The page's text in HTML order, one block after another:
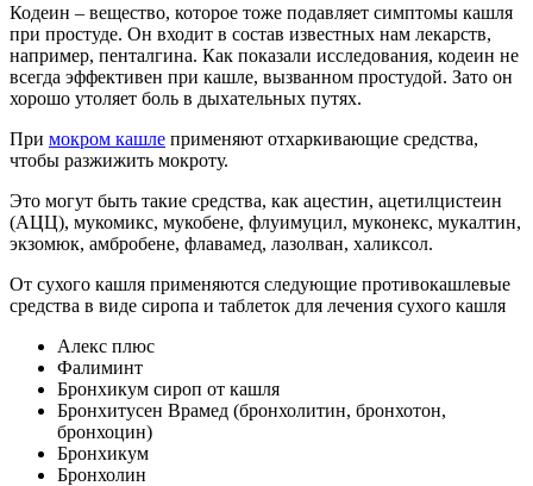
Кодеин – вещество, которое тоже подавляет симптомы кашля
при простуде. Он входит в состав известных нам лекарств,
например, пенталгина. Как показали исследования, кодеин не
всегда эффективен при кашле, вызванном простудой. Зато он
хорошо утоляет боль в дыхательных путях.
При мокром кашле применяют отхаркивающие средства,
чтобы разжижить мокроту.
Это могут быть такие средства, как ацестин, ацетилцистеин
(АЦЦ), мукомикс, мукобене, флуимуцил, муконекс, мукалтин,
экзомюк, амбробене, флавамед, лазолван, халиксол.
От сухого кашля применяются следующие противокашлевые
средства в виде сиропа и таблеток для лечения сухого кашля
Алекс плюс
Фалиминт
Бронхикум сироп от кашля
Бронхитусен Врамед (бронхолитин, бронхотон,
бронхоцин)
Бронхикум
Бронхолин